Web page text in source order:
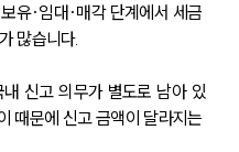
유·임대·매각 단계에서 세금
많습니다.
신고 의무가 별도로 남아 있
때문에 신고 금액이 달라지는